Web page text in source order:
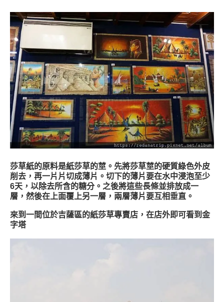
莎草紙的原料是紙莎草的莖。先將莎草莖的硬質綠色外皮
削去，再一片片切成薄片。切下的薄片要在水中浸泡至少
6天，以除去所含的糖分。之後將這些長條並排放成一
層，然後在上面覆上另一層，兩層薄片要互相垂直。
來到一間位於吉薩區的紙莎草專賣店，在店外即可看到金
字塔